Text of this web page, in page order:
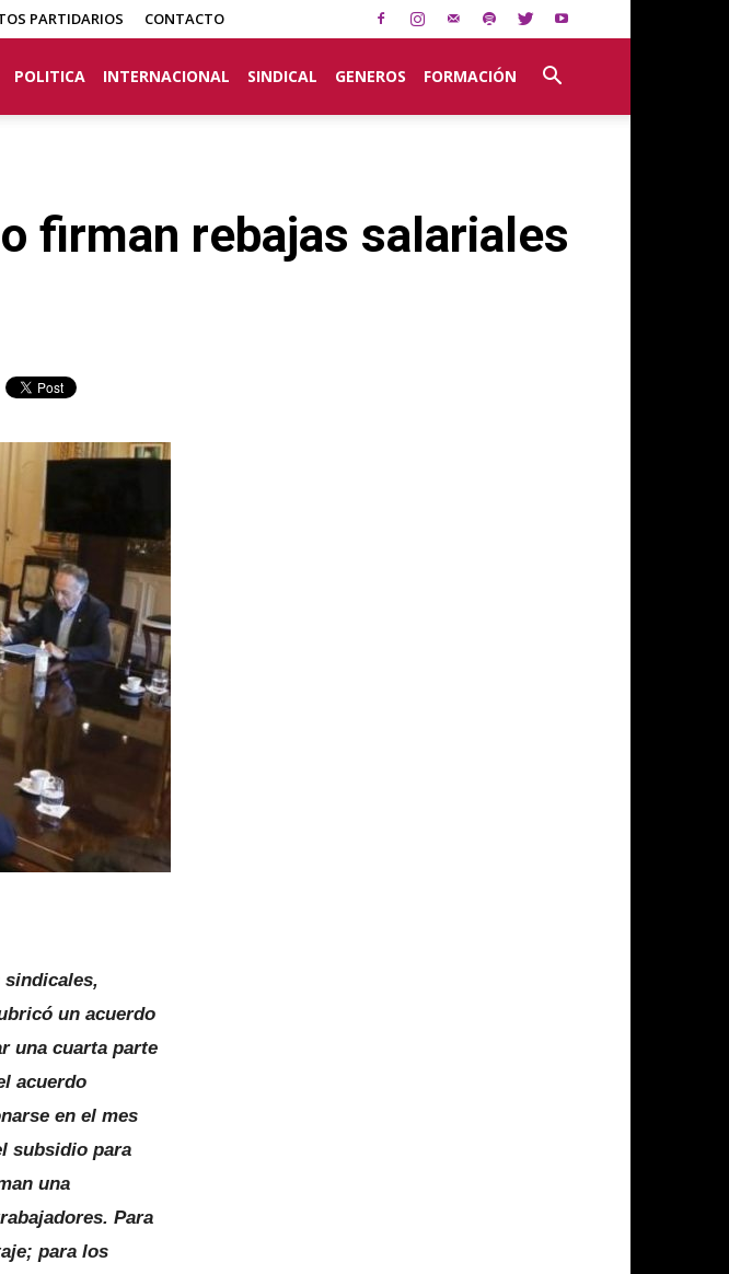
PARTIDARIOS CONTACTO
POLITICA INTERNACIONAL SINDICAL GENEROS FORMACIÓN
firman rebajas salariales
un acuerdo
una cuarta parte
acuerdo
en el mes
subsidio para
una
Para
para los